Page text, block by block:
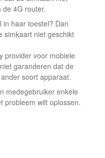
de 4G router.
in haar toestel? Dan
simkaart niet geschikt
provider voor mobiele
garanderen dat de
soort apparaat.
medegebruiker enkele
probleem wilt oplossen.